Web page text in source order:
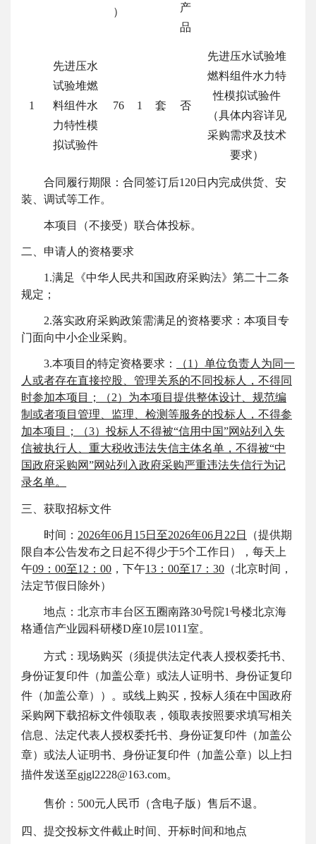
）
产
品
1
先进压水
试验堆燃
料组件水
力特性模
拟试验件
76 1 套 否
先进压水试验堆
燃料组件水力特
性模拟试验件
（具体内容详见
采购需求及技术
要求）
合同 履行期限： 合同签订后120日 内完成供货、安
装、调试等工作。
本项目（不接受）联合体投标。
二、申请人的资格要求
1.满足《中华人民共和国政府采购法》第二十二条
规定；
2.落实政府采购政策需满足的资格要求： 本项目专
门面向中小企业采购。
3.本项目的特定资格要求： （1）单位负责人为同一
人或者存在直接控股、管理关系的不同投标人，不得同
时参加本项目；（2）为本项目提供整体设计、规范编
制或者项目管理、监理、检测等服务的投标人，不得参
加本项目；（3） 投标人不得被“信用中国”网站列入失
信被执行人、重大税收违法失信主体名单，不得被“中
国政府采购网”网站列入政府采购严重违法失信行为记
录名单。
三、获取招标文件
时间： 2026年06月 15日至2026年06月 22 日
（提供期
限自本公告发布之日起不得少于5个工作日），每天上
午09：00至12：00 ，下午13：00至17：30 （北京时间，
法定节假日除外）
地点：北京市丰台区五圈南路30号院1号楼北京海
格通信产业园科研楼D座10层1011室。
方式：现场购买（须提供法定代表人授权委托书、
身份证复印件（加盖公章）或法人证明书、身份证复印
件（加盖公章））。或线上购买，投标人须在中国政府
采购网下载招标文件领取表，领取表按照要求填写相关
信息、法定代表人授权委托书、身份证复印件（加盖公
章）或法人证明书、身份证复印件（加盖公章）以上扫
描件发送至gjgl2228@163.com。
售价： 500元人民币（含电子版）售后不退。
四、提交投标文件截止时间、开标时间和地点